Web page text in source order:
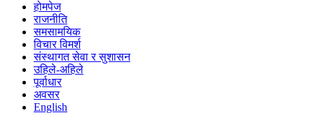
होमपेज
राजनीति
समसामयिक
विचार विमर्श
संस्थागत सेवा र सुशासन
उहिले-अहिले
पूर्वाधार
अवसर
English